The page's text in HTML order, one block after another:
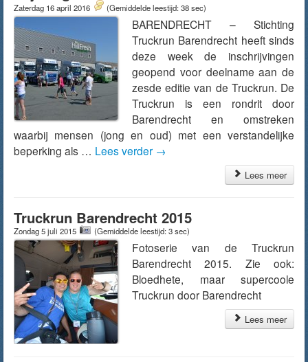
Zaterdag 16 april 2016 (Gemiddelde leestijd: 38 sec)
BARENDRECHT – Stichting
Truckrun Barendrecht heeft sinds
deze week de inschrijvingen
geopend voor deelname aan de
zesde editie van de Truckrun. De
Truckrun is een rondrit door
Barendrecht en omstreken
waarbij mensen (jong en oud) met een verstandelijke
beperking als … Lees verder →
Lees meer
Truckrun Barendrecht 2015
Zondag 5 juli 2015 (Gemiddelde leestijd: 3 sec)
Fotoserie van de Truckrun
Barendrecht 2015. Zie ook:
Bloedhete, maar supercoole
Truckrun door Barendrecht
Lees meer